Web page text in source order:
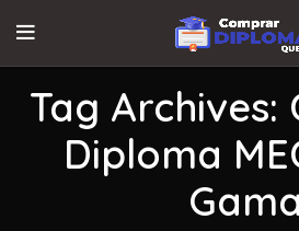
Tag
Diploma
Gama